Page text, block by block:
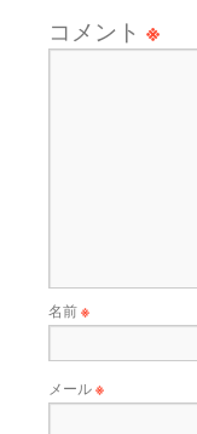
コメント ※
名前※
メール※